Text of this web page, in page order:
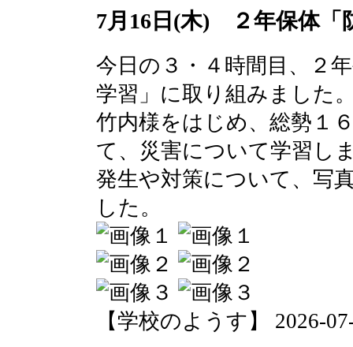
7月16日(木) ２年保体
今日の３・４時間目、２
学習」に取り組みました
竹内様をはじめ、総勢１
て、災害について学習し
発生や対策について、写
した。
【学校のようす】 2026-